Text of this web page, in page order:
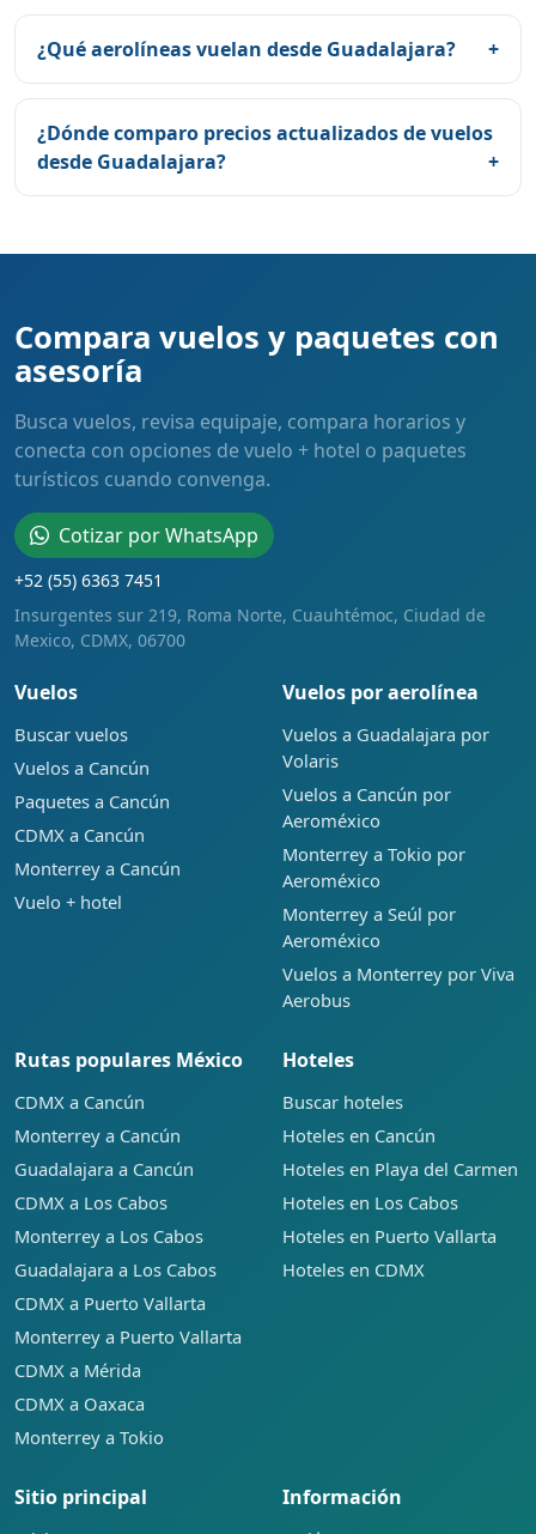
¿Qué aerolíneas vuelan desde Guadalajara?
¿Dónde comparo precios actualizados de vuelos
desde Guadalajara?
Compara vuelos y paquetes con
asesoría
Busca vuelos, revisa equipaje, compara horarios y
conecta con opciones de vuelo + hotel o paquetes
turísticos cuando convenga.
Cotizar por WhatsApp
+52 (55) 6363 7451
Insurgentes sur 219, Roma Norte, Cuauhtémoc, Ciudad de
Mexico, CDMX, 06700
Vuelos
Buscar vuelos
Vuelos a Cancún
Paquetes a Cancún
CDMX a Cancún
Monterrey a Cancún
Vuelo + hotel
Vuelos por aerolínea
Vuelos a Guadalajara por
Volaris
Vuelos a Cancún por
Aeroméxico
Monterrey a Tokio por
Aeroméxico
Monterrey a Seúl por
Aeroméxico
Vuelos a Monterrey por Viva
Aerobus
Rutas populares México
CDMX a Cancún
Monterrey a Cancún
Guadalajara a Cancún
CDMX a Los Cabos
Monterrey a Los Cabos
Guadalajara a Los Cabos
CDMX a Puerto Vallarta
Monterrey a Puerto Vallarta
CDMX a Mérida
CDMX a Oaxaca
Monterrey a Tokio
Hoteles
Buscar hoteles
Hoteles en Cancún
Hoteles en Playa del Carmen
Hoteles en Los Cabos
Hoteles en Puerto Vallarta
Hoteles en CDMX
Sitio principal Información